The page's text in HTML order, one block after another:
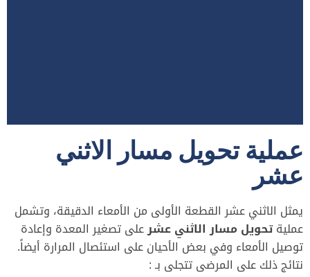
عملية تحويل مسار الاثني
عشر
يمثل الاثني عشر القطعة الأولى من الأمعاء الدقيقة، وتشمل
عمليةتحويل مسار الاثني عشرعلى تصغير المعدة وإعادة
توصيل الأمعاء وفي بعض الأحيان على استئصال المرارة أيضاً.
نتائج ذلك على المرضى تتجلى بـ :